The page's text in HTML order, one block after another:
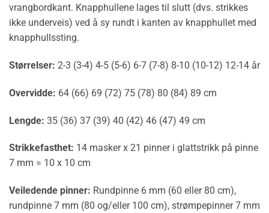
vrangbordkant. Knapphullene lages til slutt (dvs. strikkes
ikke underveis) ved å sy rundt i kanten av knapphullet med
knapphullssting.
Størrelser: 2-3 (3-4) 4-5 (5-6) 6-7 (7-8) 8-10 (10-12) 12-14 år
Overvidde: 64 (66) 69 (72) 75 (78) 80 (84) 89 cm
Lengde: 35 (36) 37 (39) 40 (42) 46 (47) 49 cm
Strikkefasthet: 14 masker x 21 pinner i glattstrikk på pinne
7 mm = 10 x 10 cm
Veiledende pinner: Rundpinne 6 mm (60 eller 80 cm),
rundpinne 7 mm (80 og/eller 100 cm), strømpepinner 7 mm